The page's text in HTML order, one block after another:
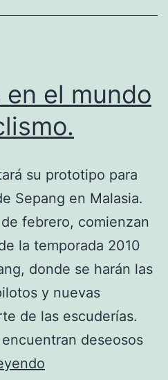
el mundo
su prototipo para
Sepang en Malasia.
febrero, comienzan
la temporada 2010
donde se harán las
y nuevas
de las escuderías.
deseosos